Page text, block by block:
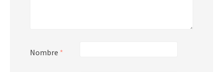
Nombre *